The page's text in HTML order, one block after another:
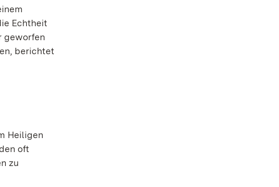
Echtheit
geworfen
berichtet
Heiligen
oft
zu